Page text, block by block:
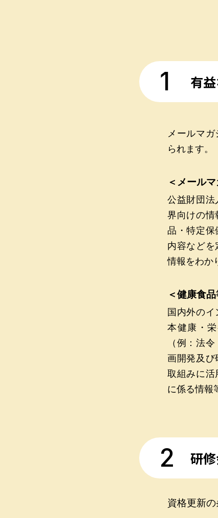
1 有
メールマ
られます。
＜メール
公益財団法
界向けの情
品・特定
内容など
情報をわか
＜健康食
国内外の
本健康・
（例：法
画開発及
取組みに
に係る情報
2 研
資格更新